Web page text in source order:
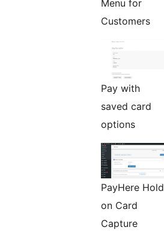
Menu for
Customers
Pay with
saved card
options
PayHere Hold
on Card
Capture